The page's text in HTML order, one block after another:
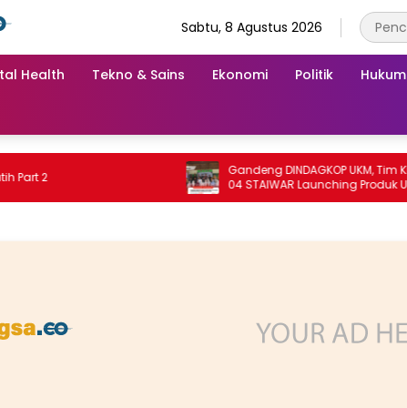
Sabtu, 8 Agustus 2026
Health Tekno & Sains Ekonomi Politik Hukum
Gandeng DINDAGKOP UKM, Tim KKN Unit
04 STAIWAR Launching Produk UMKM
Desa Logung